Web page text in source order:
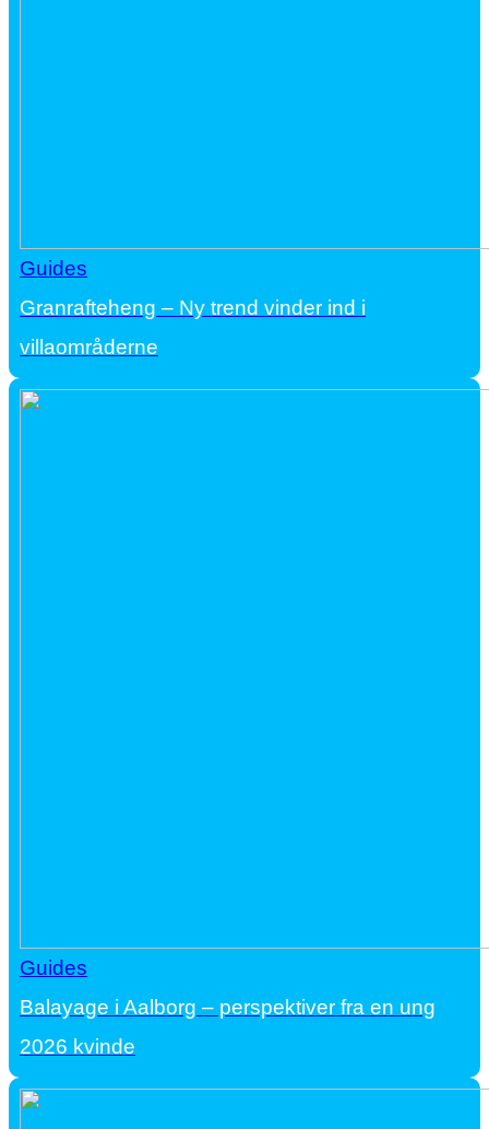
Guides
Granrafteheng – Ny trend vinder ind i
villaområderne
Guides
Balayage i Aalborg – perspektiver fra en ung
2026 kvinde